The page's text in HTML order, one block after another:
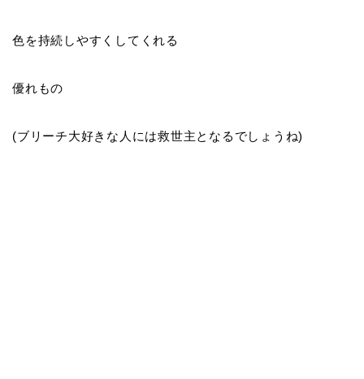
色を持続しやすくしてくれる
優れもの
(ブリーチ大好きな人には救世主となるでしょうね)